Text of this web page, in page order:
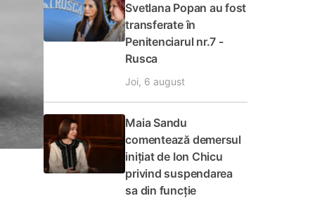
Svetlana Popan au fost
transferate în
Penitenciarul nr.7 -
Rusca
Joi, 6 august
Maia Sandu
comentează demersul
inițiat de Ion Chicu
privind suspendarea
sa din funcție